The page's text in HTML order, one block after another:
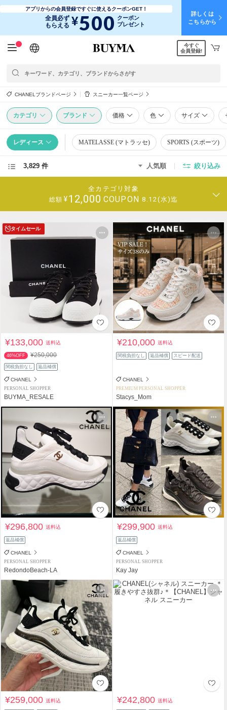
アプリからの会員登録ですぐに使えるクーポンGET！
全員必ず
もらえる ¥500 クーポン
プレゼント
詳しくは
こちらから
日本語
English
简体中文
繁體中文
今すぐ
会員登録!
CHANELブランドページ スニーカー一覧ページ
カテゴリ ブランド 価格 色 サイズ
レディース MATELASSE (マトラッセ) SPORTS (スポーツ)
3,829 件 人気順 絞り込み
全カテゴリ対象
総額 ¥12,000 COUPON 8.12(水)迄
タイムセール
¥133,000送料込
46%OFF ¥250,000
関税負担なし 返品補償
CHANEL
PERSONAL SHOPPER
BUYMA_RESALE
¥210,000送料込
関税負担なし 返品補償 スピード配送
CHANEL
PREMIUM PERSONAL SHOPPER
Stacys_Mom
¥296,800送料込
返品補償
CHANEL
PERSONAL SHOPPER
RedondoBeach-LA
¥299,900送料込
返品補償
CHANEL
PERSONAL SHOPPER
Kay Jay
¥259,000送料込 ¥242,800送料込